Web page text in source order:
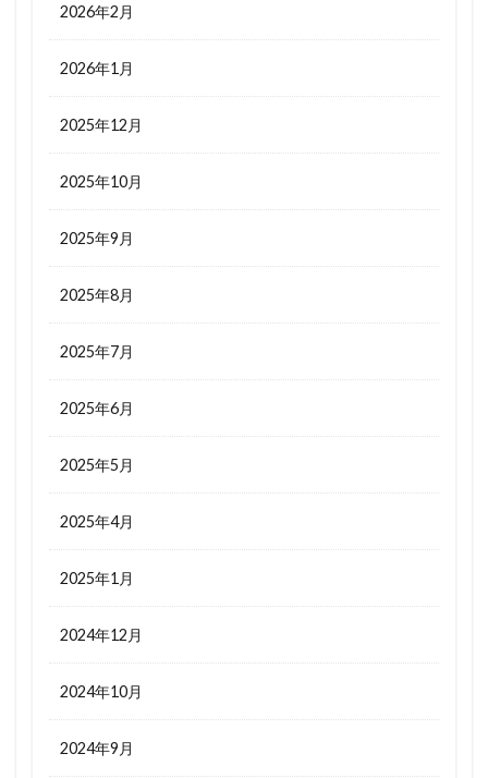
2026年2月
2026年1月
2025年12月
2025年10月
2025年9月
2025年8月
2025年7月
2025年6月
2025年5月
2025年4月
2025年1月
2024年12月
2024年10月
2024年9月